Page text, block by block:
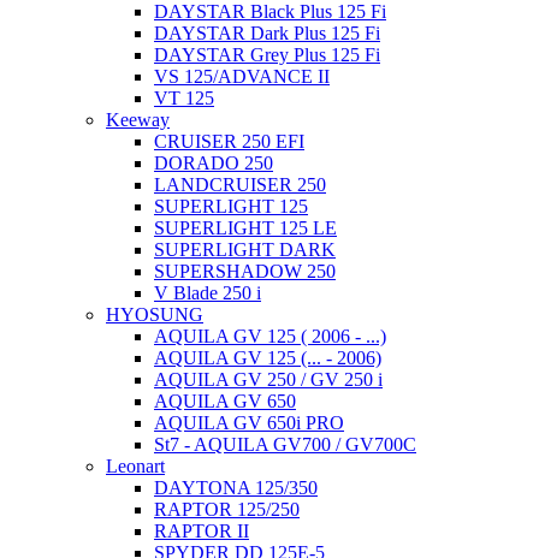
DAYSTAR Black Plus 125 Fi
DAYSTAR Dark Plus 125 Fi
DAYSTAR Grey Plus 125 Fi
VS 125/ADVANCE II
VT 125
Keeway
CRUISER 250 EFI
DORADO 250
LANDCRUISER 250
SUPERLIGHT 125
SUPERLIGHT 125 LE
SUPERLIGHT DARK
SUPERSHADOW 250
V Blade 250 i
HYOSUNG
AQUILA GV 125 ( 2006 - ...)
AQUILA GV 125 (... - 2006)
AQUILA GV 250 / GV 250 i
AQUILA GV 650
AQUILA GV 650i PRO
St7 - AQUILA GV700 / GV700C
Leonart
DAYTONA 125/350
RAPTOR 125/250
RAPTOR II
SPYDER DD 125E-5